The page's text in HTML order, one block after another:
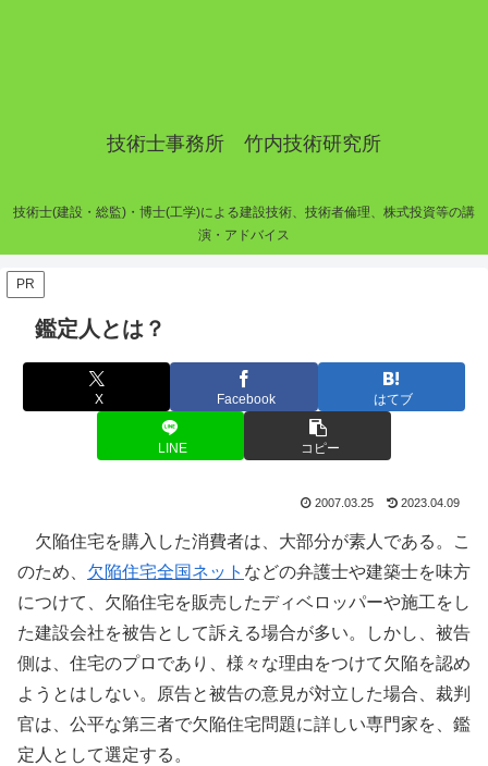
技術士事務所 竹内技術研究所
技術士(建設・総監)・博士(工学)による建設技術、技術者倫理、株式投資等の講
演・アドバイス
PR
鑑定人とは？
X Facebook はてブ
LINE コピー
2007.03.25 2023.04.09
欠陥住宅を購入した消費者は、大部分が素人である。こ
のため、 欠陥住宅全国ネット などの弁護士や建築士を味方
につけて、欠陥住宅を販売したディベロッパーや施工をし
た建設会社を被告として訴える場合が多い。しかし、被告
側は、住宅のプロであり、様々な理由をつけて欠陥を認め
ようとはしない。原告と被告の意見が対立した場合、裁判
官は、公平な第三者で欠陥住宅問題に詳しい専門家を、鑑
定人として選定する。